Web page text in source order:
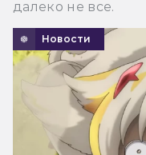
далеко не все.
Новости